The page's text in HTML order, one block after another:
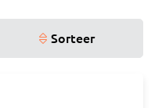
Sorteer